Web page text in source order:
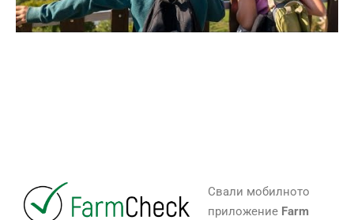
Свали мобилното
приложение Farm